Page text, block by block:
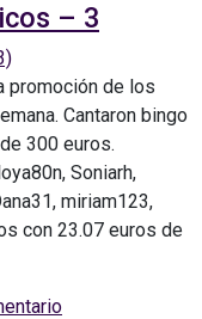
– 3
promoción de los
Cantaron bingo
300 euros.
Soniarh,
miriam123,
con 23.07 euros de
en Ganadores